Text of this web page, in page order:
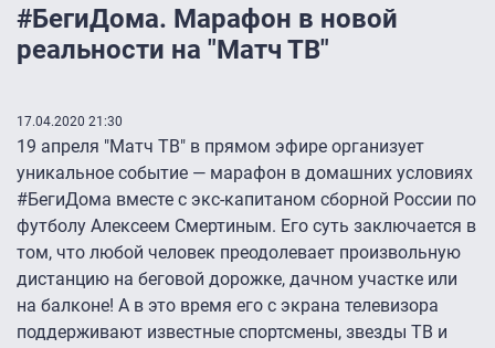
#БегиДома. Марафон в новой
реальности на "Матч ТВ"
17.04.2020 21:30
19 апреля "Матч ТВ" в прямом эфире организует
уникальное событие — марафон в домашних условиях
#БегиДома вместе с экс-капитаном сборной России по
футболу Алексеем Смертиным. Его суть заключается в
том, что любой человек преодолевает произвольную
дистанцию на беговой дорожке, дачном участке или
на балконе! А в это время его с экрана телевизора
поддерживают известные спортсмены, звезды ТВ и